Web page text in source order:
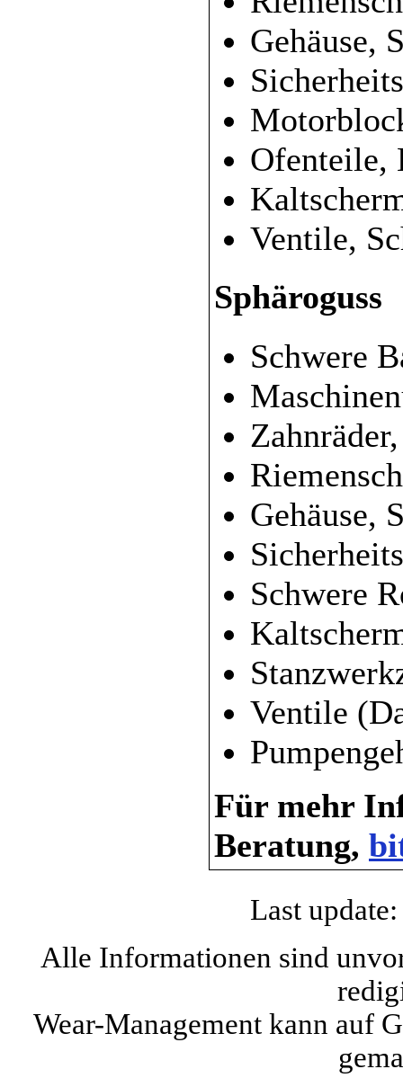
Gehäuse,
Ofenteile,
Ventile,
Sphäroguss
Schwere
Gehäuse,
Schwere
Ventile
Für mehr
Beratung,
Last
Alle Informationen sind
Wear-Management kann auf